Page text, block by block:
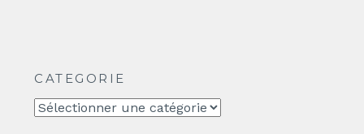
CATEGORIE
CATEGORIE